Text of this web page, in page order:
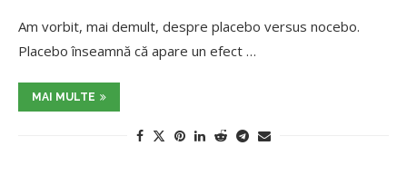
Am vorbit, mai demult, despre placebo versus nocebo.
Placebo înseamnă că apare un efect …
MAI MULTE